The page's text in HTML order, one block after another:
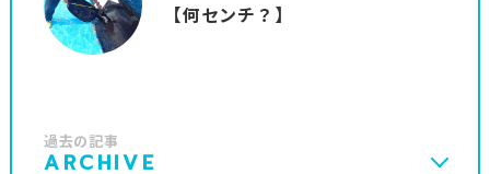
【何センチ？】
過去の記事
ARCHIVE